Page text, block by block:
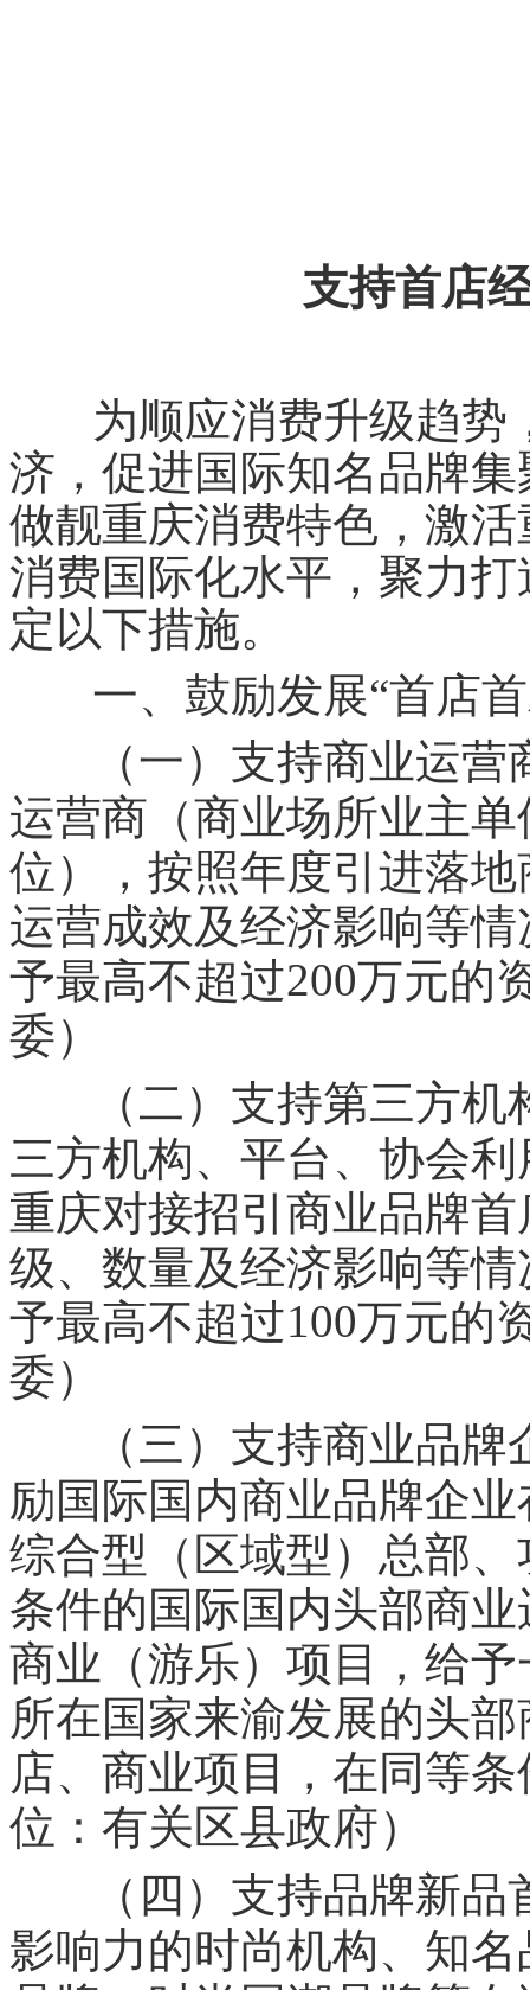
支持首店
为顺应消费升级趋势
济，促进国际知名品牌
做靓重庆消费特色，激
消费国际化水平，聚力
定以下措施。
一、鼓励发展“首店
（一）支持商业运
运营商（商业场所业主
位），按照年度引进落
运营成效及经济影响等
予最高不超过200万元的
委）
（二）支持第三方
三方机构、平台、协会
重庆对接招引商业品牌
级、数量及经济影响等
予最高不超过100万元的
委）
（三）支持商业品
励国际国内商业品牌企
综合型（区域型）总部
条件的国际国内头部商
商业（游乐）项目，给
所在国家来渝发展的头
店、商业项目，在同等
位：有关区县政府）
（四）支持品牌新
影响力的时尚机构、知